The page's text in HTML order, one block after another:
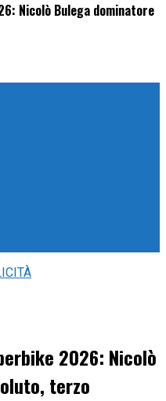
Nicolò Bulega dominatore
2026: Nicolò
terzo